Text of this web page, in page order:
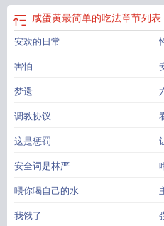
咸蛋黄最简单的吃法章节列表
安欢的日常
害怕
梦遗
调教协议
这是惩罚
安全词是林严
喂你喝自己的水
我饿了